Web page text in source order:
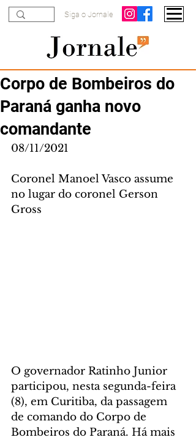
Siga o Jornale
Corpo de Bombeiros do
Paraná ganha novo
comandante
08/11/2021
Coronel Manoel Vasco assume
no lugar do coronel Gerson
Gross
O governador Ratinho Junior
participou, nesta segunda-feira
(8), em Curitiba, da passagem
de comando do Corpo de
Bombeiros do Paraná. Há mais